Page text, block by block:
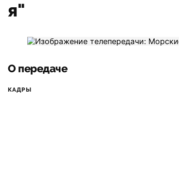
я"
О передаче
КАДРЫ